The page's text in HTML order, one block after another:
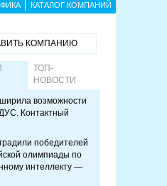
КАТАЛОГ КОМПАНИЙ
КОМПАНИЮ
ТОП-
НОВОСТИ
возможности
Контактный
победителей
олимпиады по
интеллекту —